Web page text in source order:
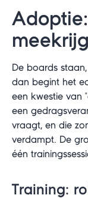
De boards
dan begint het
een kwestie van
een
vraagt, en die
verdampt. De
één
Training: